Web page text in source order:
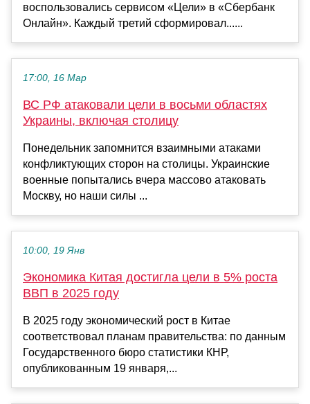
воспользовались сервисом «Цели» в «Сбербанк
Онлайн». Каждый третий сформировал......
17:00, 16 Мар
ВС РФ атаковали цели в восьми областях
Украины, включая столицу
Понедельник запомнится взаимными атаками
конфликтующих сторон на столицы. Украинские
военные попытались вчера массово атаковать
Москву, но наши силы ...
10:00, 19 Янв
Экономика Китая достигла цели в 5% роста
ВВП в 2025 году
В 2025 году экономический рост в Китае
соответствовал планам правительства: по данным
Государственного бюро статистики КНР,
опубликованным 19 января,...